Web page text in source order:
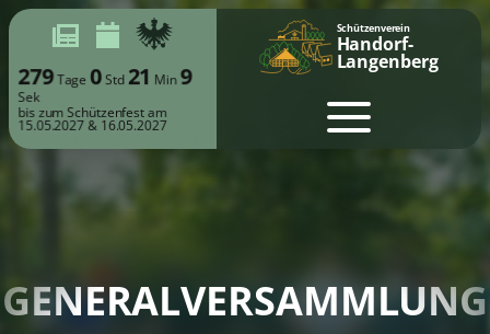
Schützenverein
Handorf-
Langenberg
279Tage0Std 21 Min9
Sek
bis zum Schützenfest am
15.05.2027 & 16.05.2027
GENERALVERSAMMLUNG